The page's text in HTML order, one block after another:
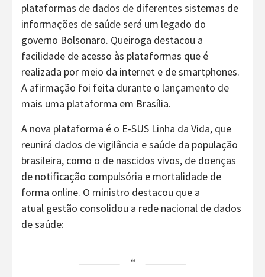
plataformas de dados de diferentes sistemas de
informações de saúde será um legado do
governo Bolsonaro. Queiroga destacou a
facilidade de acesso às plataformas que é
realizada por meio da internet e de smartphones.
A afirmação foi feita durante o lançamento de
mais uma plataforma em Brasília.
A nova plataforma é o E-SUS Linha da Vida, que
reunirá dados de vigilância e saúde da população
brasileira, como o de nascidos vivos, de doenças
de notificação compulsória e mortalidade de
forma online. O ministro destacou que a
atual gestão consolidou a rede nacional de dados
de saúde: